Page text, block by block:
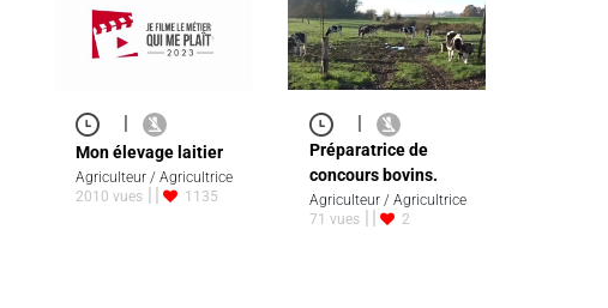
Mon élevage laitier
Agriculteur / Agricultrice
2010 vues
1135
Préparatrice de
concours bovins.
Agriculteur / Agricultrice
71 vues
2